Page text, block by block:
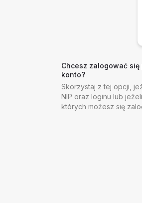
Chcesz zalogować
konto?
Skorzystaj z tej opcji,
NIP oraz loginu lub
których możesz się